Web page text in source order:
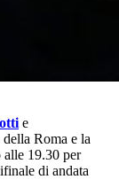
e
Roma e la
alle 19.30 per
di andata